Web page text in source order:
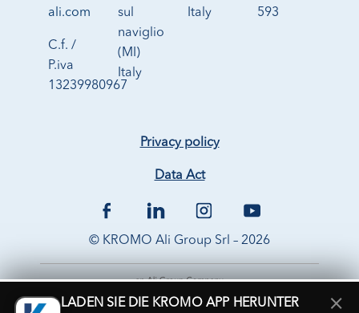
ali.com
C.f. /
P.iva
13239980967
sul
naviglio
(MI)
Italy
Italy
593
Privacy policy
Data Act
© KROMO Ali Group Srl – 2026
LADEN SIE DIE KROMO APP HERUNTER ×